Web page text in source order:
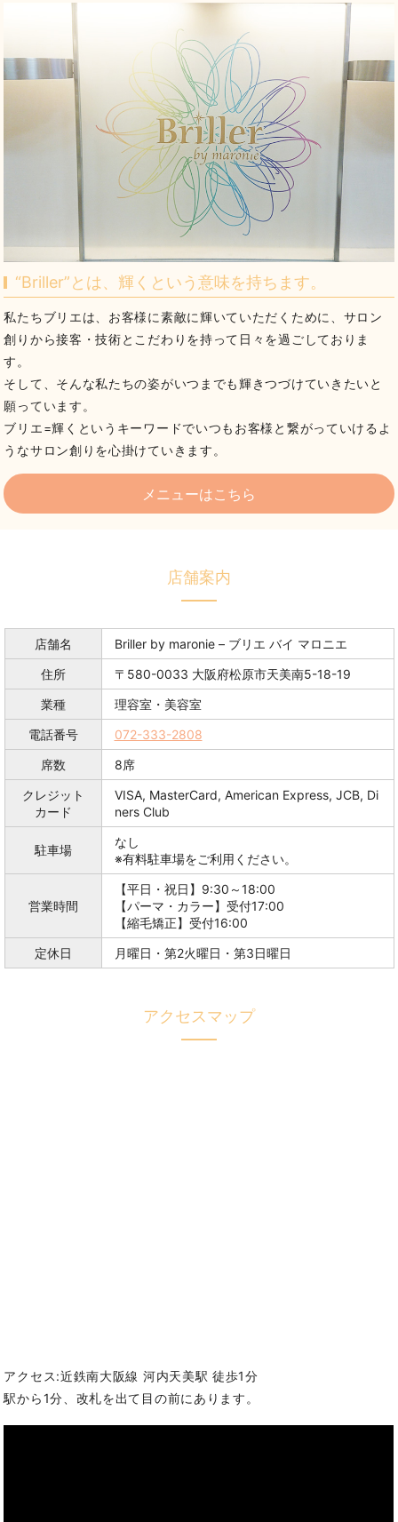
“Briller”とは、輝くという意味を持ちます。
私たちブリエは、お客様に素敵に輝いていただくために、サロン
創りから接客・技術とこだわりを持って日々を過ごしておりま
す。
そして、そんな私たちの姿がいつまでも輝きつづけていきたいと
願っています。
ブリエ=輝くというキーワードでいつもお客様と繋がっていけるよ
うなサロン創りを心掛けていきます。
メニューはこちら
店舗案内
店舗名
Briller by maronie – ブリエ バイ マロニエ
住所
〒580-0033 大阪府松原市天美南5-18-19
業種
理容室・美容室
電話番号
072-333-2808
席数
8席
クレジット
カード
VISA, MasterCard, American Express, JCB, Di
ners Club
駐車場
なし
※有料駐車場をご利用ください。
営業時間
【平日・祝日】9:30～18:00
【パーマ・カラー】受付17:00
【縮毛矯正】受付16:00
定休日
月曜日・第2火曜日・第3日曜日
アクセスマップ
アクセス:近鉄南大阪線 河内天美駅 徒歩1分
駅から1分、改札を出て目の前にあります。